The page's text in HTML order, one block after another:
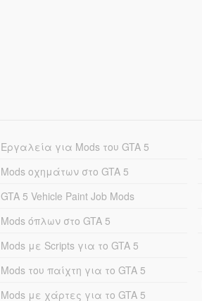
Εργαλεία για Mods του GTA 5
Mods οχημάτων στο GTA 5
GTA 5 Vehicle Paint Job Mods
Mods όπλων στο GTA 5
Mods με Scripts για το GTA 5
Mods του παίχτη για το GTA 5
Mods με χάρτες για το GTA 5